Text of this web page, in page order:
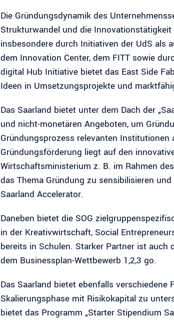
Die Gründungsdynamik des
Strukturwandel und die Innovationstätigkeit
insbesondere durch Initiativen der UdS als
dem Innovation Center, dem FITT sowie
digital Hub Initiative bietet das East Side
Ideen in Umsetzungsprojekte und
Das Saarland bietet unter dem Dach der
und nicht-monetären Angeboten, um
Gründungsprozess relevanten
Gründungsförderung liegt auf den
Wirtschaftsministerium z. B. im Rahmen
das Thema Gründung zu sensibilisieren
Saarland Accelerator.
Daneben bietet die SOG
in der Kreativwirtschaft, Social
bereits in Schulen. Starker Partner ist auch
dem Businessplan-Wettbewerb 1,2,3 go.
Das Saarland bietet ebenfalls
Skalierungsphase mit Risikokapital zu
bietet das Programm „Starter Stipendium